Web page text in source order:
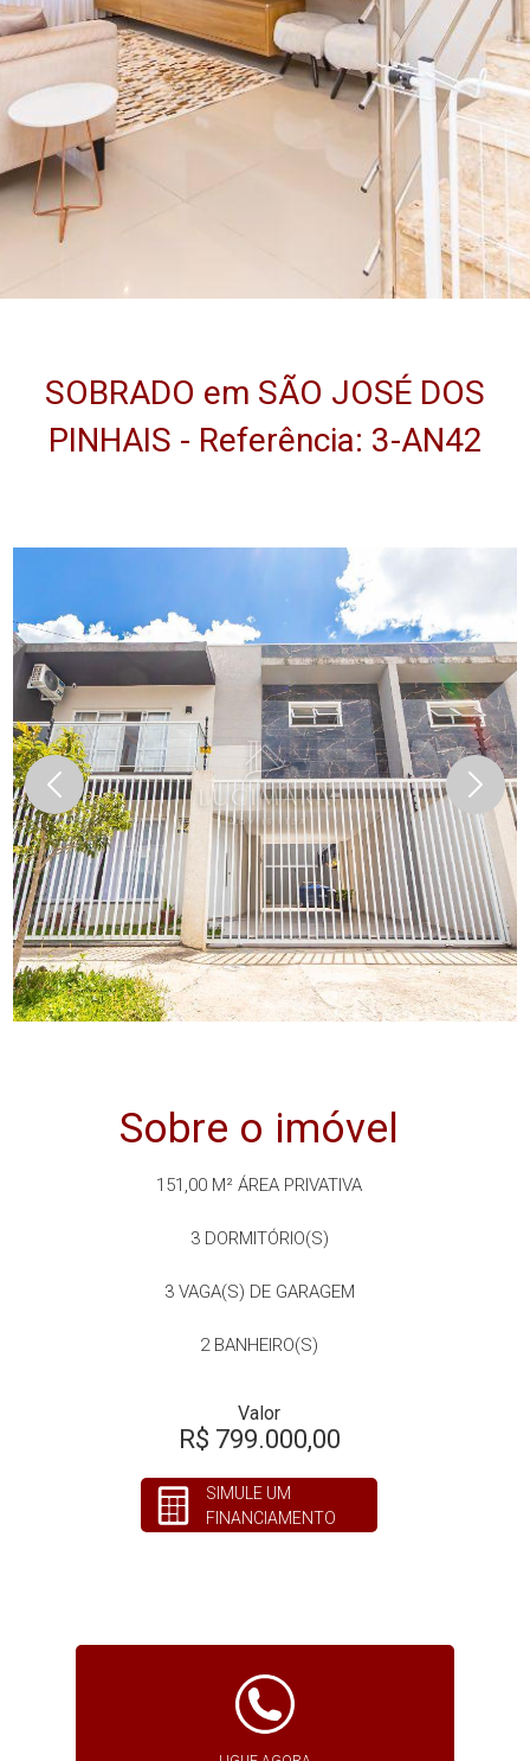
SOBRADO em SÃO JOSÉ DOS
PINHAIS - Referência: 3-AN42
Sobre o imóvel
151,00 M² ÁREA PRIVATIVA
3DORMITÓRIO(S)
3VAGA(S) DE GARAGEM
2BANHEIRO(S)
Valor
R$ 799.000,00
SIMULE UM
FINANCIAMENTO